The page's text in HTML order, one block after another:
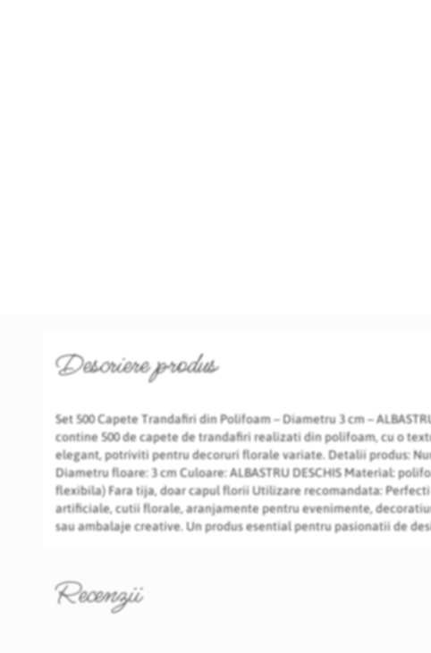
Descriere produs
Set 500 Capete Trandafiri din Polifoam – Diametru 3 cm –
contine 500 de capete de trandafiri realizati din polifoam, cu o
elegant, potriviti pentru decoruri florale variate. Detalii produs:
Diametru floare: 3 cm Culoare: ALBASTRU DESCHIS Material:
flexibila) Fara tija, doar capul florii Utilizare recomandata:
artificiale, cutii florale, aranjamente pentru evenimente,
sau ambalaje creative. Un produs esential pentru pasionatii de
Recenzii